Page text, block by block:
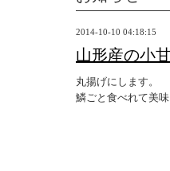
2014-10-10 04:18:15
山形産の小
丸揚げにします。
鱗ごと食べれて美